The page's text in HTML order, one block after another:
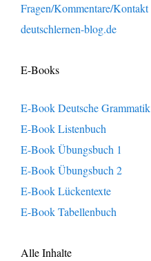
Fragen/Kommentare/Kontakt
deutschlernen-blog.de
E-Books
E-Book Deutsche Grammatik
E-Book Listenbuch
E-Book Übungsbuch 1
E-Book Übungsbuch 2
E-Book Lückentexte
E-Book Tabellenbuch
Alle Inhalte